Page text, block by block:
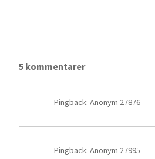
5 kommentarer
Pingback: Anonym 27876
Pingback: Anonym 27995